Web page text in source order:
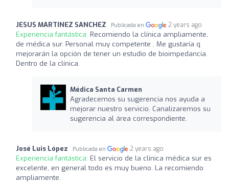
JESUS MARTINEZ SANCHEZ Publicada en 2 years ago
Experiencia fantástica: Recomiendo la clínica ampliamente,
de médica sur. Personal muy competente . Me gustaría q
mejorarán la opción de tener un estudio de bioimpedancia.
Dentro de la clínica.
Médica Santa Carmen
Agradecemos su sugerencia nos ayuda a
mejorar nuestro servicio. Canalizaremos su
sugerencia al área correspondiente.
José Luis López Publicada en 2 years ago
Experiencia fantástica: El servicio de la clínica médica sur es
excelente, en general todo es muy bueno. La recomiendo
ampliamente.